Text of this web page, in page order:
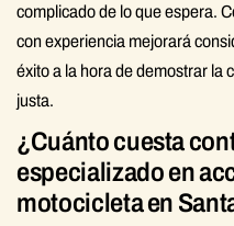
complicado de lo que espera.
con experiencia mejorará
éxito a la hora de demostrar la
justa.
¿Cuánto cuesta
especializado en
motocicleta en